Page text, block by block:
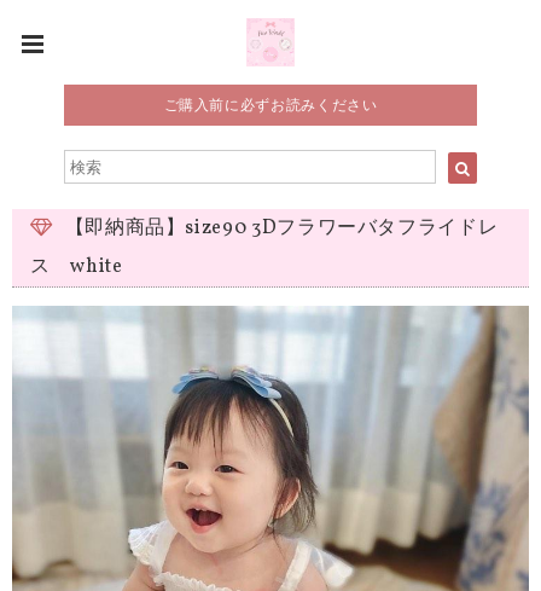
ご購入前に必ずお読みください
【即納商品】size90 3Dフラワーバタフライドレ
ス white